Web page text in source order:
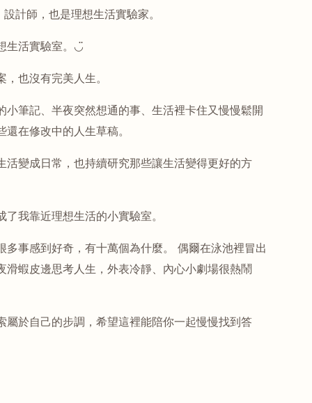
計師，也是理想生活實驗家。
生活實驗室。◡̈
也沒有完美人生。
小筆記、半夜突然想通的事、生活裡卡住又慢慢鬆開
還在修改中的人生草稿。
活變成日常，也持續研究那些讓生活變得更好的方
了我靠近理想生活的小實驗室。
多事感到好奇，有十萬個為什麼。 偶爾在泳池裡冒出
滑蝦皮邊思考人生，外表冷靜、內心小劇場很熱鬧
屬於自己的步調，希望這裡能陪你一起慢慢找到答